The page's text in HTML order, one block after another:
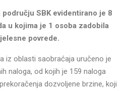
SBK evidentirano je 8
u kojima je 1 osoba zadobila
povrede.
iz oblasti saobraćaja uručeno je
naloga, od kojih je 159 naloga
dozvoljene brzine, koji